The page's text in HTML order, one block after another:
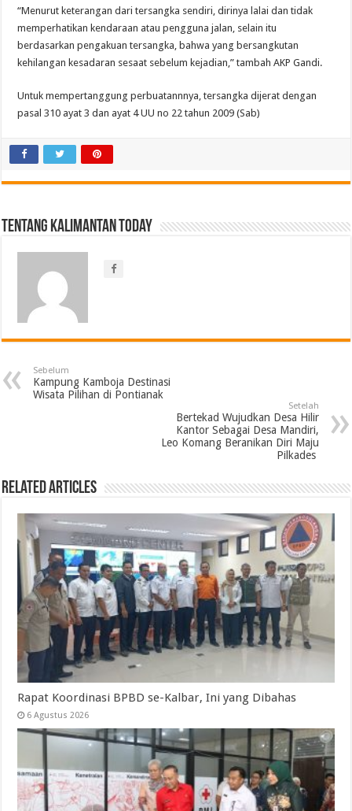
“Menurut keterangan dari tersangka sendiri, dirinya lalai dan tidak
memperhatikan kendaraan atau pengguna jalan, selain itu
berdasarkan pengakuan tersangka, bahwa yang bersangkutan
kehilangan kesadaran sesaat sebelum kejadian,” tambah AKP Gandi.
Untuk mempertanggung perbuatannnya, tersangka dijerat dengan
pasal 310 ayat 3 dan ayat 4 UU no 22 tahun 2009 (Sab)
Tentang Kalimantan Today
Sebelum
Kampung Kamboja Destinasi
Wisata Pilihan di Pontianak
Setelah
Bertekad Wujudkan Desa Hilir
Kantor Sebagai Desa Mandiri,
Leo Komang Beranikan Diri Maju
Pilkades
Related Articles
Rapat Koordinasi BPBD se-Kalbar, Ini yang Dibahas
6 Agustus 2026